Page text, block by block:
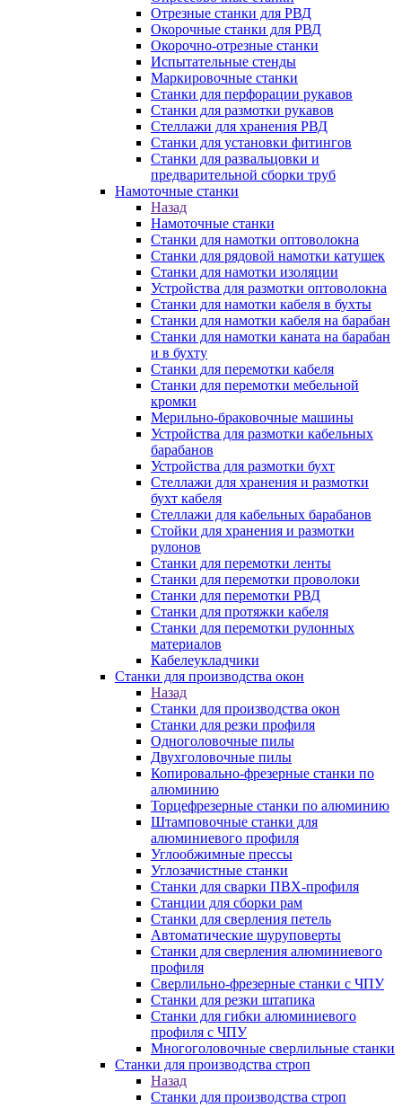
Отрезные станки для РВД
Окорочные станки для РВД
Окорочно-отрезные станки
Испытательные стенды
Маркировочные станки
Станки для перфорации рукавов
Станки для размотки рукавов
Стеллажи для хранения РВД
Станки для установки фитингов
Станки для развальцовки и
предварительной сборки труб
Намоточные станки
Назад
Намоточные станки
Станки для намотки оптоволокна
Станки для рядовой намотки катушек
Станки для намотки изоляции
Устройства для размотки оптоволокна
Станки для намотки кабеля в бухты
Станки для намотки кабеля на барабан
Станки для намотки каната на барабан
и в бухту
Станки для перемотки кабеля
Станки для перемотки мебельной
кромки
Мерильно-браковочные машины
Устройства для размотки кабельных
барабанов
Устройства для размотки бухт
Стеллажи для хранения и размотки
бухт кабеля
Стеллажи для кабельных барабанов
Стойки для хранения и размотки
рулонов
Станки для перемотки ленты
Станки для перемотки проволоки
Станки для перемотки РВД
Станки для протяжки кабеля
Станки для перемотки рулонных
материалов
Кабелеукладчики
Станки для производства окон
Назад
Станки для производства окон
Станки для резки профиля
Одноголовочные пилы
Двухголовочные пилы
Копировально-фрезерные станки по
алюминию
Торцефрезерные станки по алюминию
Штамповочные станки для
алюминиевого профиля
Углообжимные прессы
Углозачистные станки
Станки для сварки ПВХ-профиля
Станции для сборки рам
Станки для сверления петель
Автоматические шуруповерты
Станки для сверления алюминиевого
профиля
Сверлильно-фрезерные станки с ЧПУ
Станки для резки штапика
Станки для гибки алюминиевого
профиля с ЧПУ
Многоголовочные сверлильные станки
Станки для производства строп
Назад
Станки для производства строп